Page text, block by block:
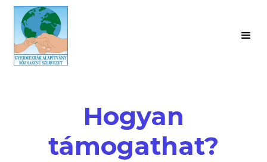
Hogyan
támogathat?